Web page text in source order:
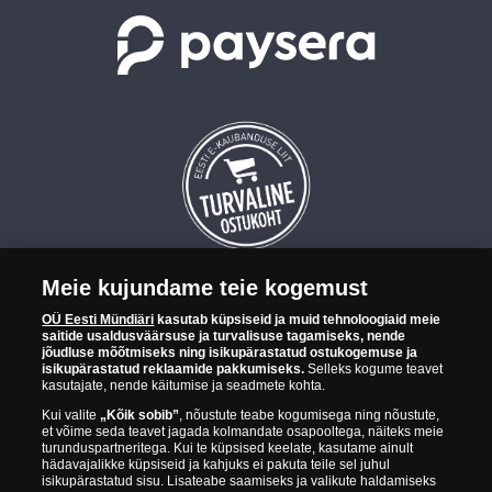
OÜ Eesti Mündiäri on maailma tuntumate rahapajade
kollektsioonimüntide ja -medalite levitaja Eestis. OÜ Eesti Mündiäri
kuulub ettevõttele "Samlerhuset Group“.
Euroopa ühel suuremal mündilevitajate grupil "Samlerhuset
Group" on allüksused 14 Euroopa riigis. Ettevõtete grupile kuulub
Norra vanim, endine riiklik rahapaja, mis tegutseb alates 1686.
aastast. Norra mündikoda valmistab mõningaid ametlikke Norra ja
teiste riikide münte ning vermib igal aastal ka Nobeli rahupreemia
medaleid.
Meie kujundame teie kogemust
OÜ Eesti Mündiäri kasutab küpsiseid ja muid tehnoloogiaid meie
saitide usaldusväärsuse ja turvalisuse tagamiseks, nende
jõudluse mõõtmiseks ning isikupärastatud ostukogemuse ja
isikupärastatud reklaamide pakkumiseks. Selleks kogume teavet
kasutajate, nende käitumise ja seadmete kohta.
Kui valite „Kõik sobib”, nõustute teabe kogumisega ning nõustute,
et võime seda teavet jagada kolmandate osapooltega, näiteks meie
turunduspartneritega. Kui te küpsised keelate, kasutame ainult
hädavajalikke küpsiseid ja kahjuks ei pakuta teile sel juhul
isikupärastatud sisu. Lisateabe saamiseks ja valikute haldamiseks